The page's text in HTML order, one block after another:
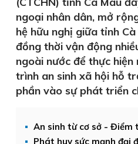
ngoại nhân dân, mở
hệ hữu nghị giữa tỉnh
đồng thời vận động
ngoài nước để thực hiện
trình an sinh xã hội hỗ
phần vào sự phát triển
An sinh từ cơ sở - Điểm
Phát huy sức mạnh đại